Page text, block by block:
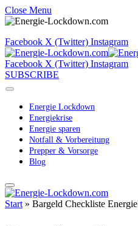
Close Menu
Facebook X (Twitter) Instagram
Facebook X (Twitter) Instagram
SUBSCRIBE
Energie Lockdown
Energiekrise
Energie sparen
Notfall & Vorbereitung
Prepper & Vorsorge
Blog
Start » Bargeld Checkliste